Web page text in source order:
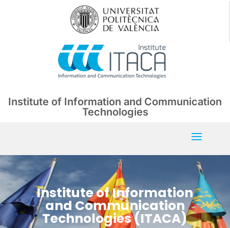
Institute of Information and Communication
Technologies
Institute of Information
and Communication
Technologies (ITACA)